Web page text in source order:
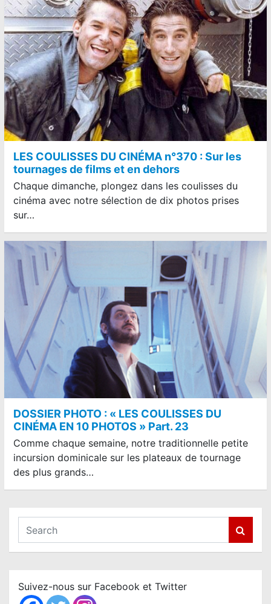
LES COULISSES DU CINÉMA n°370 : Sur les
tournages de films et en dehors
Chaque dimanche, plongez dans les coulisses du
cinéma avec notre sélection de dix photos prises
sur…
DOSSIER PHOTO : « LES COULISSES DU
CINÉMA EN 10 PHOTOS » Part. 23
Comme chaque semaine, notre traditionnelle petite
incursion dominicale sur les plateaux de tournage
des plus grands…
a
c
h
Suivez-nous sur Facebook et Twitter